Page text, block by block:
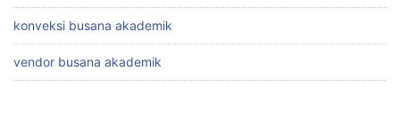
konveksi busana akademik
vendor busana akademik